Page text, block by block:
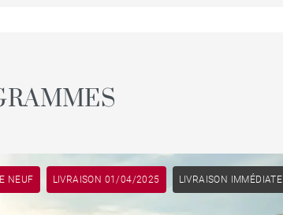
NEUF LIVRAISON 01/04/2025 LIVRAISON IMMÉDIATE